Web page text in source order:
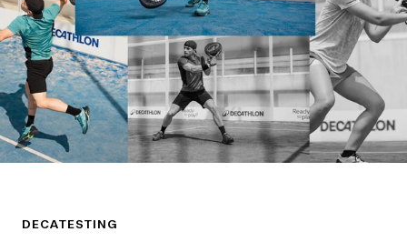
DECATESTING